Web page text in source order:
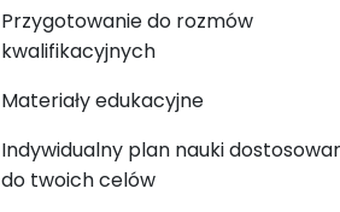
Przygotowanie do rozmów
kwalifikacyjnych
Materiały edukacyjne
Indywidualny plan nauki
do twoich celów